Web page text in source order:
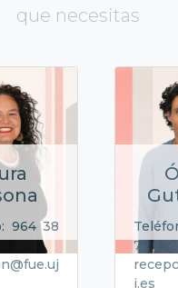
que necesitas
964 38
72 32
i.es